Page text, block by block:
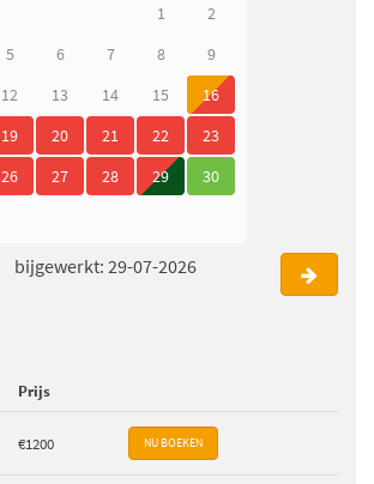
1
2
5 6 7 8
9
12 13 14 15
16
19 20 21 22
23
26 27 28 29
30
bijgewerkt: 29-07-2026
Prijs
€1200